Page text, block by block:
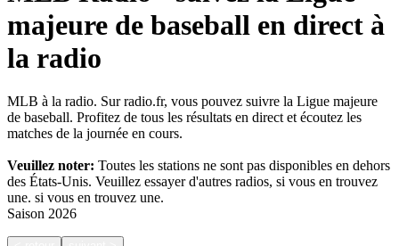
majeure de baseball en direct à
la radio
MLB à la radio. Sur radio.fr, vous pouvez suivre la Ligue majeure
de baseball. Profitez de tous les résultats en direct et écoutez les
matches de la journée en cours.
Veuillez noter: Toutes les stations ne sont pas disponibles en dehors
des États-Unis. Veuillez essayer d'autres radios, si vous en trouvez
une. si vous en trouvez une.
Saison 2026